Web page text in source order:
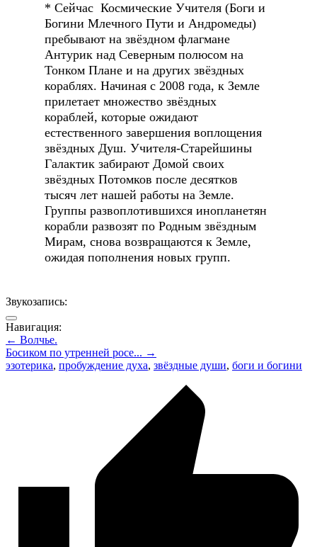
* Сейчас Космические Учителя (Боги и
Богини Млечного Пути и Андромеды)
пребывают на звёздном флагмане
Антурик над Северным полюсом на
Тонком Плане и на других звёздных
кораблях. Начиная с 2008 года, к Земле
прилетает множество звёздных
кораблей, которые ожидают
естественного завершения воплощения
звёздных Душ. Учителя-Старейшины
Галактик забирают Домой своих
звёздных Потомков после десятков
тысяч лет нашей работы на Земле.
Группы развоплотившихся инопланетян
корабли развозят по Родным звёздным
Мирам, снова возвращаются к Земле,
ожидая пополнения новых групп.
Звукозапись:
Навигация:
← Волчье.
Босиком по утренней росе... →
эзотерика, пробуждение духа, звёздные души, боги и богини